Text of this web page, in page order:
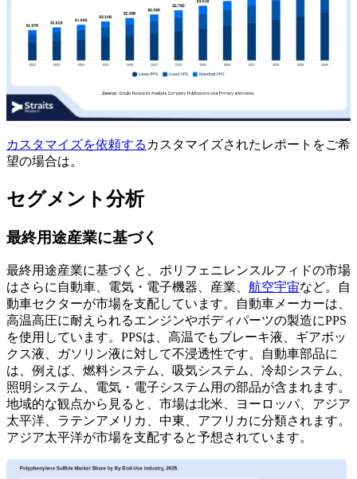
カスタマイズを依頼する カスタマイズされたレポートをご希
望の場合は。
セグメント分析
最終用途産業に基づく
最終用途産業に基づくと、ポリフェニレンスルフィドの市場
はさらに自動車、電気・電子機器、産業、 航空宇宙など。自
動車セクターが市場を支配しています。自動車メーカーは、
高温高圧に耐えられるエンジンやボディパーツの製造にPPS
を使用しています。PPSは、高温でもブレーキ液、ギアボッ
クス液、ガソリン液に対して不浸透性です。自動車部品に
は、例えば、燃料システム、吸気システム、冷却システム、
照明システム、電気・電子システム用の部品が含まれます。
地域的な観点から見ると、市場は北米、ヨーロッパ、アジア
太平洋、ラテンアメリカ、中東、アフリカに分類されます。
アジア太平洋が市場を支配すると予想されています。